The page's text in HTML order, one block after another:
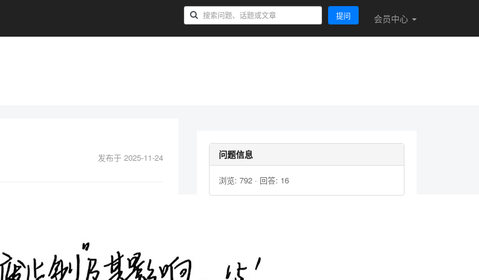
提问 会员中心
发布于 2025-11-24 问题信息
浏览: 792 · 回答: 16